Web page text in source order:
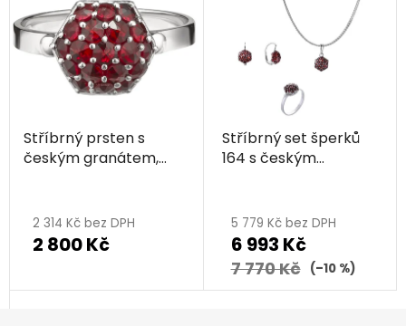
Stříbrný prsten s
českým granátem,
2 314 Kč bez DPH
2 800 Kč
Stříbrný set šperků
164 s českým
5 779 Kč bez DPH
6 993 Kč
7 770 Kč (–10 %)